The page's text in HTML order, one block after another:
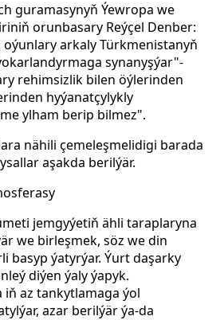
guramasynyň Ýewropa we
orunbasary Reýçel Denber:
arkaly Türkmenistanyň
synanyşýar"-
rehimsizlik bilen öýlerinden
hyýanatçylykly
ylham berip bilmez".
nähili çemeleşmelidigi barada
aşakda berilýär.
jemgyýetiň ähli taraplaryna
we birleşmek, söz we din
basyp ýatyrýar. Ýurt daşarky
diýen ýaly ýapyk.
az tankytlamaga ýol
azar berilýär ýa-da